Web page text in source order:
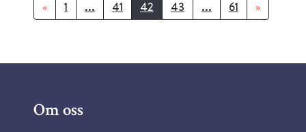
« 1 ... 41 42 43 ... 61 »
Om oss